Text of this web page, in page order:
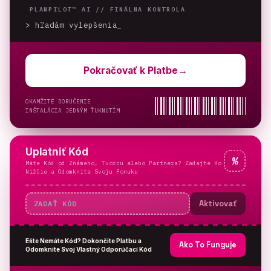
PLANPILOT™ AI // FINÁLNA KONTROLA
> hľadám vylepšenia
Pokračovať k Platbe →
OKAMŽITÉ DORUČENIE
INŠTALÁCIA JEDNÝM ŤUKNUTÍM
Uplatniť Kód
Máte Kód od Známeho, Tvorcu alebo Partnera? Zadajte Ho
Nižšie a Odomknite Svoju Ponuku
%
Aktivovať
Ešte Nemáte Kód? Dokončite Platbu a
Odomknite Svoj Vlastný Odporúčací Kód
Ako To Funguje